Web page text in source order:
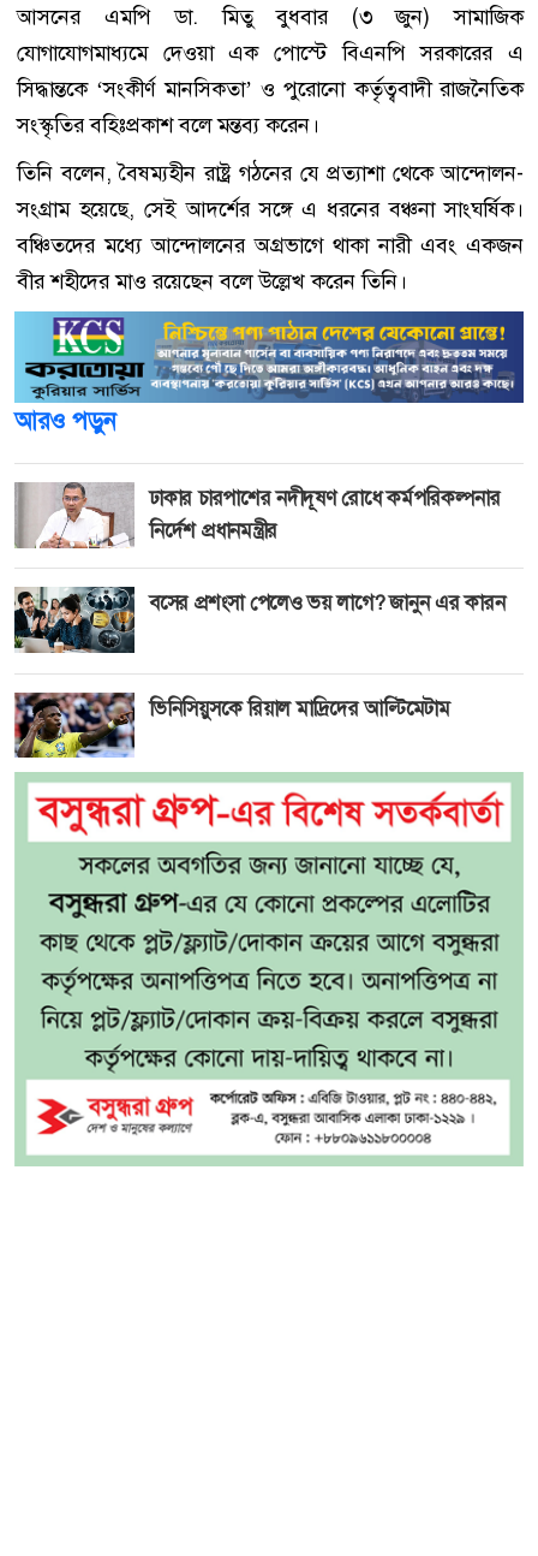
আসনের এমপি ডা. মিতু বুধবার (৩ জুন) সামাজিক
যোগাযোগমাধ্যমে দেওয়া এক পোস্টে বিএনপি সরকারের এ
সিদ্ধান্তকে ‘সংকীর্ণ মানসিকতা’ ও পুরোনো কর্তৃত্ববাদী রাজনৈতিক
সংস্কৃতির বহিঃপ্রকাশ বলে মন্তব্য করেন।
তিনি বলেন, বৈষম্যহীন রাষ্ট্র গঠনের যে প্রত্যাশা থেকে আন্দোলন-
সংগ্রাম হয়েছে, সেই আদর্শের সঙ্গে এ ধরনের বঞ্চনা সাংঘর্ষিক।
বঞ্চিতদের মধ্যে আন্দোলনের অগ্রভাগে থাকা নারী এবং একজন
বীর শহীদের মাও রয়েছেন বলে উল্লেখ করেন তিনি।
আরও পড়ুন
ঢাকার চারপাশের নদীদূষণ রোধে কর্মপরিকল্পনার
নির্দেশ প্রধানমন্ত্রীর
বসের প্রশংসা পেলেও ভয় লাগে? জানুন এর কারন
ভিনিসিয়ুসকে রিয়াল মাদ্রিদের আল্টিমেটাম